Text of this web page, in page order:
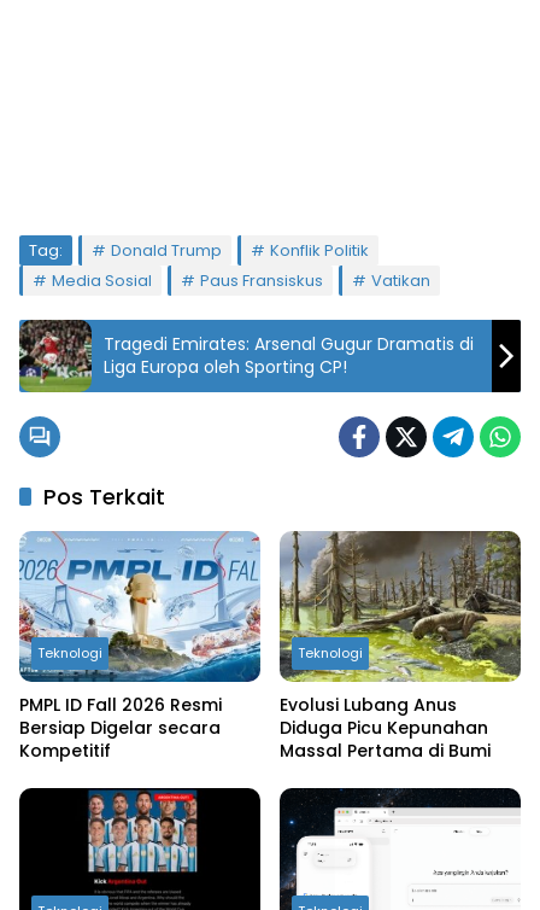
Tag: Donald Trump
Konflik Politik
Media Sosial
Paus Fransiskus Vatikan
Tragedi Emirates: Arsenal Gugur Dramatis di
Liga Europa oleh Sporting CP!
Pos Terkait
Teknologi
PMPL ID Fall 2026 Resmi
Bersiap Digelar secara
Kompetitif
Teknologi
Evolusi Lubang Anus
Diduga Picu Kepunahan
Massal Pertama di Bumi